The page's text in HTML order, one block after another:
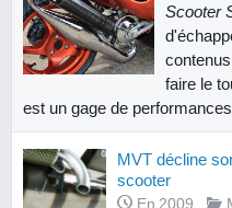
Scooter
faire le
est un gage de
MVT décline
scooter
En 2009